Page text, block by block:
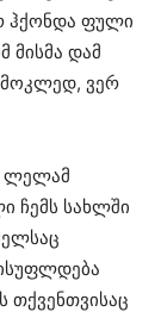
ჰქონდა ფული
მისმა დამ
მოკლედ, ვერ
ლელამ
ჩემს სახლში
თქვენთვისაც